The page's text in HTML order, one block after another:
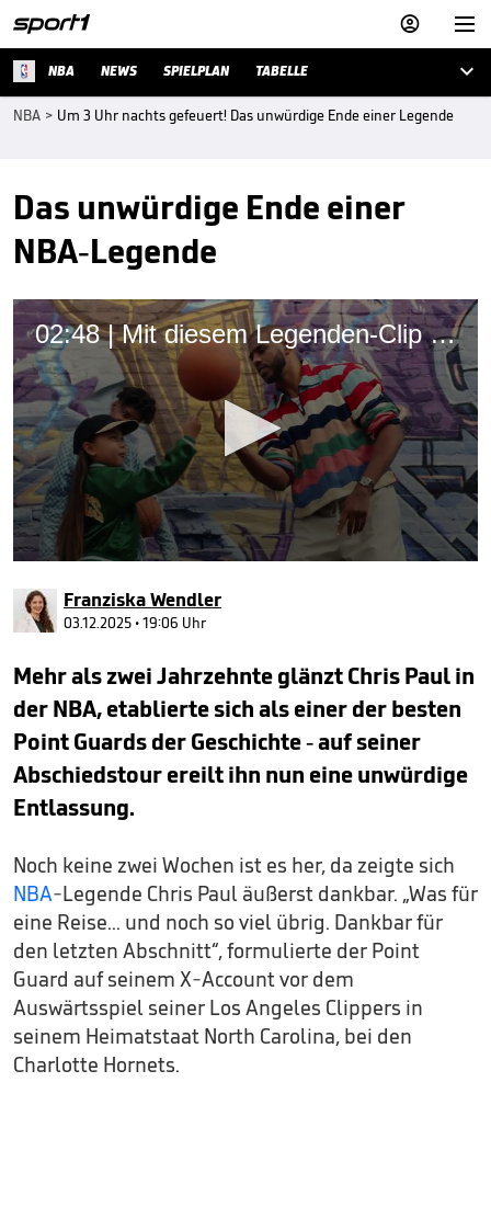


NBA NEWS SPIELPLAN TABELLE 
NBA > Um 3 Uhr nachts gefeuert! Das unwürdige Ende einer Legende
Das unwürdige Ende einer
NBA-Legende
02:48 | Mit diesem Legenden-Clip feierte die NBA ihre 75. Saison
seconds
of
minutes,
seconds
Franziska Wendler
03.12.2025 • 19:06 Uhr
Mehr als zwei Jahrzehnte glänzt Chris Paul in
der NBA, etablierte sich als einer der besten
Point Guards der Geschichte - auf seiner
Abschiedstour ereilt ihn nun eine unwürdige
Entlassung.
Noch keine zwei Wochen ist es her, da zeigte sich
NBA-Legende Chris Paul äußerst dankbar. „Was für
eine Reise... und noch so viel übrig. Dankbar für
den letzten Abschnitt“, formulierte der Point
Guard auf seinem X-Account vor dem
Auswärtsspiel seiner Los Angeles Clippers in
seinem Heimatstaat North Carolina, bei den
Charlotte Hornets.